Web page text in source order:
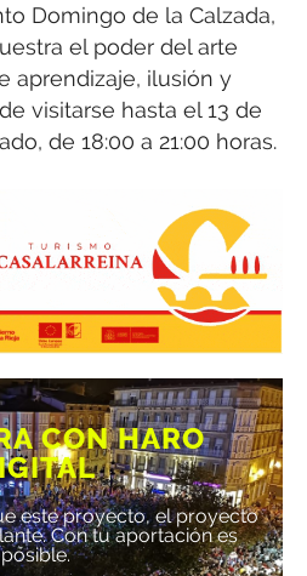
Domingo de la Calzada,
el poder del arte
aprendizaje, ilusión y
visitarse hasta el 13 de
de 18:00 a 21:00 horas.
CON HARO
este proyecto, el proyecto
Con tu aportación es
posible.